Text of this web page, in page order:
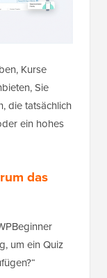
Kurse
Sie
die tatsächlich
ein hohes
das
um ein Quiz